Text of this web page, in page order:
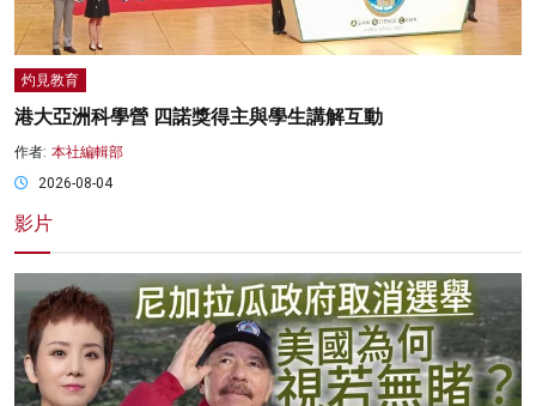
灼見教育
港大亞洲科學營 四諾獎得主與學生講解互動
作者: 本社編輯部
2026-08-04
影片